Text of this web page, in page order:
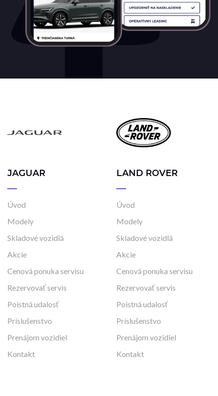
JAGUAR
Úvod
Modely
Skladové vozidlá
Akcie
Cenová ponuka servisu
Rezervovať servis
Poistná udalosť
Príslušenstvo
Prenájom vozidiel
Kontakt
LAND ROVER
Úvod
Modely
Skladové vozidlá
Akcie
Cenová ponuka servisu
Rezervovať servis
Poistná udalosť
Príslušenstvo
Prenájom vozidiel
Kontakt